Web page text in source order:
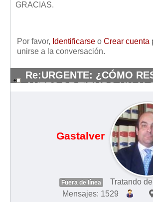
GRACIAS.
Por favor, Identificarse o Crear cuenta
unirse a la conversación.
Re:URGENTE: ¿CÓMO
ANTES DE TIEMPO UN
Gastalver
Fuera de línea
Tratando
Mensajes: 1529